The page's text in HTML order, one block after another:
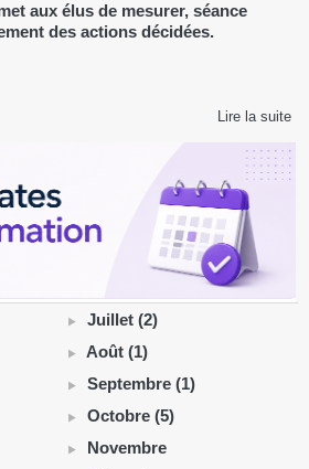
aux élus de mesurer, séance
des actions décidées.
Lire la suite
Juillet (2)
Août (1)
Septembre (1)
Octobre (5)
Novembre